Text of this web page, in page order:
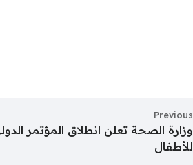
Previous
وزارة الصحة تعلن انطلاق المؤتمر
للأطفال